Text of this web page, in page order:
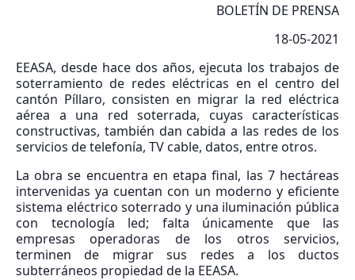
BOLETÍN DE PRENSA
18-05-2021
EEASA, desde hace dos años, ejecuta los trabajos de
soterramiento de redes eléctricas en el centro del
cantón Píllaro, consisten en migrar la red eléctrica
aérea a una red soterrada, cuyas características
constructivas, también dan cabida a las redes de los
servicios de telefonía, TV cable, datos, entre otros.
La obra se encuentra en etapa final, las 7 hectáreas
intervenidas ya cuentan con un moderno y eficiente
sistema eléctrico soterrado y una iluminación pública
con tecnología led; falta únicamente que las
empresas operadoras de los otros servicios,
terminen de migrar sus redes a los ductos
subterráneos propiedad de la EEASA.